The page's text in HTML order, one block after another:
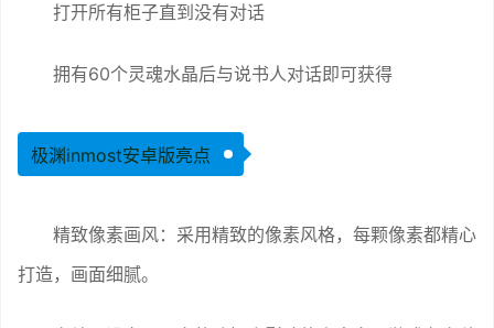
打开所有柜子直到没有对话
拥有60个灵魂水晶后与说书人对话即可获得
极渊inmost安卓版亮点
精致像素画风：采用精致的像素风格，每颗像素都精心
打造，画面细腻。